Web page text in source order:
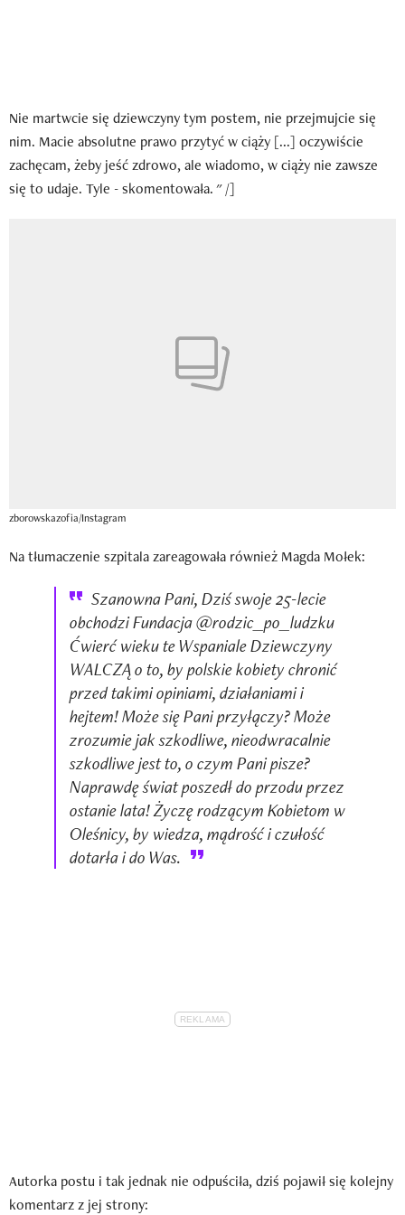
Nie martwcie się dziewczyny tym postem, nie przejmujcie się
nim. Macie absolutne prawo przytyć w ciąży [...] oczywiście
zachęcam, żeby jeść zdrowo, ale wiadomo, w ciąży nie zawsze
się to udaje. Tyle - skomentowała. " /]
zborowskazofia/Instagram
Na tłumaczenie szpitala zareagowała również Magda Mołek:
Szanowna Pani, Dziś swoje 25-lecie
obchodzi Fundacja @rodzic_po_ludzku
Ćwierć wieku te Wspaniale Dziewczyny
WALCZĄ o to, by polskie kobiety chronić
przed takimi opiniami, działaniami i
hejtem! Może się Pani przyłączy? Może
zrozumie jak szkodliwe, nieodwracalnie
szkodliwe jest to, o czym Pani pisze?
Naprawdę świat poszedł do przodu przez
ostanie lata! Życzę rodzącym Kobietom w
Oleśnicy, by wiedza, mądrość i czułość
dotarła i do Was.
Autorka postu i tak jednak nie odpuściła, dziś pojawił się kolejny
komentarz z jej strony: